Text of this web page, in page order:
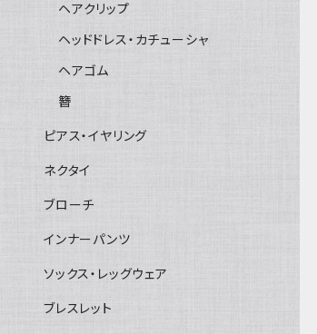
ヘアクリップ
ヘッドドレス・カチューシャ
ヘアゴム
簪
ピアス・イヤリング
ネクタイ
ブローチ
インナーパンツ
ソックス・レッグウェア
ブレスレット